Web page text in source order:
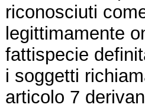
riconosciuti
legittimamente
fattispecie
i soggetti
articolo 7